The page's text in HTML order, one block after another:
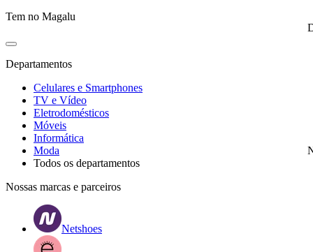
Tem no Magalu
Departamentos
Celulares e Smartphones
TV e Vídeo
Eletrodomésticos
Móveis
Informática
Moda
Todos os departamentos
Nossas marcas e parceiros
Netshoes